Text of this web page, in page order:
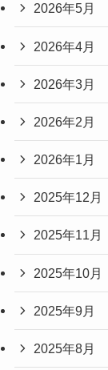
2026年5月
2026年4月
2026年3月
2026年2月
2026年1月
2025年12月
2025年11月
2025年10月
2025年9月
2025年8月